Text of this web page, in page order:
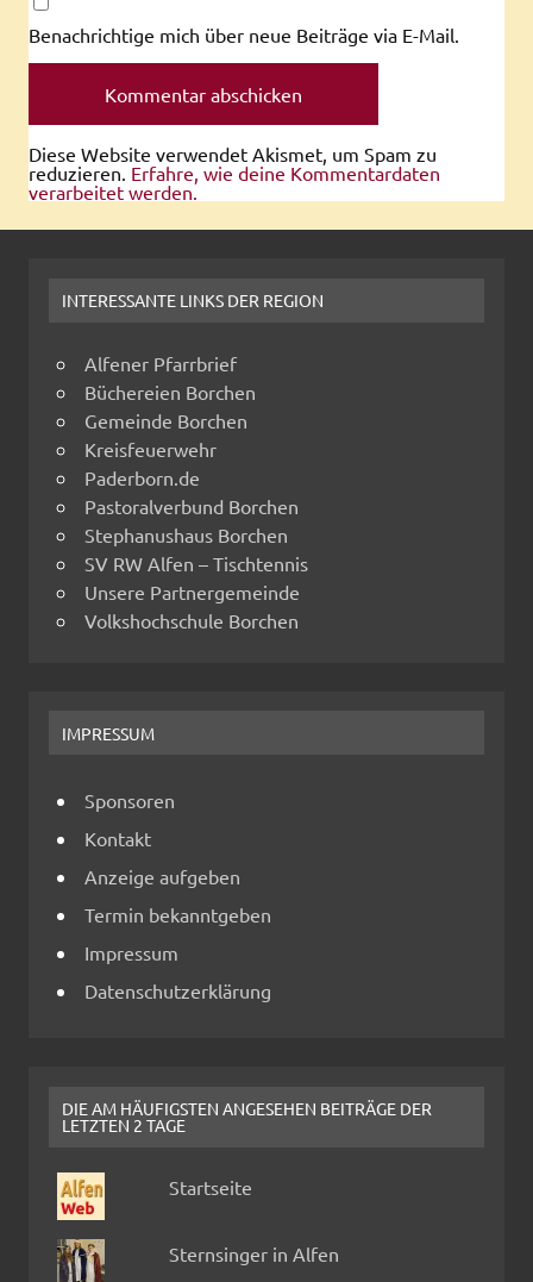
Benachrichtige mich über neue Beiträge via E-Mail.
Diese Website verwendet Akismet, um Spam zu
reduzieren. Erfahre, wie deine Kommentardaten
verarbeitet werden.
INTERESSANTE LINKS DER REGION
Alfener Pfarrbrief
Büchereien Borchen
Gemeinde Borchen
Kreisfeuerwehr
Paderborn.de
Pastoralverbund Borchen
Stephanushaus Borchen
SV RW Alfen – Tischtennis
Unsere Partnergemeinde
Volkshochschule Borchen
IMPRESSUM
Sponsoren
Kontakt
Anzeige aufgeben
Termin bekanntgeben
Impressum
Datenschutzerklärung
DIE AM HÄUFIGSTEN ANGESEHEN BEITRÄGE DER
LETZTEN 2 TAGE
Startseite
Sternsinger in Alfen